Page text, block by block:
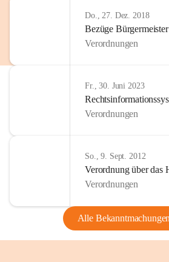
Do., 27. Dez. 2018
Bezüge Bürgermeister
Verordnungen
Fr., 30. Juni 2023
Verordnungen
So., 9. Sept. 2012
Verordnung über das
Verordnungen
Alle